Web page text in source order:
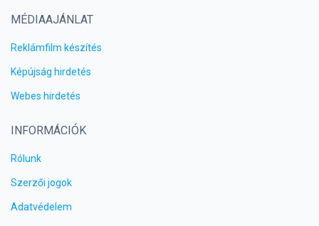
MÉDIAAJÁNLAT
Reklámfilm készítés
Képújság hirdetés
Webes hirdetés
INFORMÁCIÓK
Rólunk
Szerzői jogok
Adatvédelem